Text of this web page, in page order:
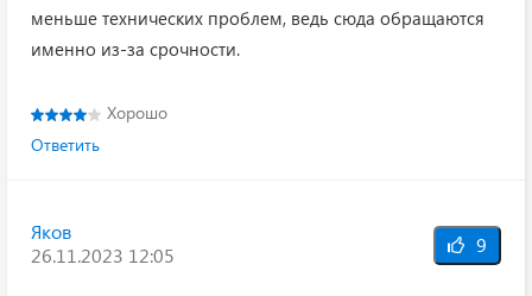
меньше технических проблем, ведь сюда обращаются
именно из-за срочности.
Хорошо
Ответить
Яков
26.11.2023 12:05
9